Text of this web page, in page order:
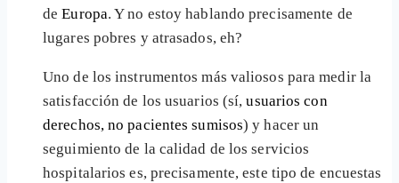
deEuropa. Y no estoy hablando precisamente de
lugares pobres y atrasados, eh?
Uno de los instrumentos más valiosos para medir la
satisfacción de los usuarios (sí,usuarios con
derechos, no pacientes sumisos) y hacer un
seguimiento de la calidad de los servicios
hospitalarios es, precisamente, este tipo de encuestas